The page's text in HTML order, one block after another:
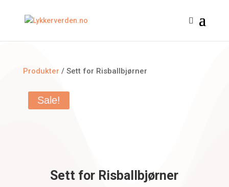
Produkter / Sett for Risballbjørner
Sale!
Sett for Risballbjørner